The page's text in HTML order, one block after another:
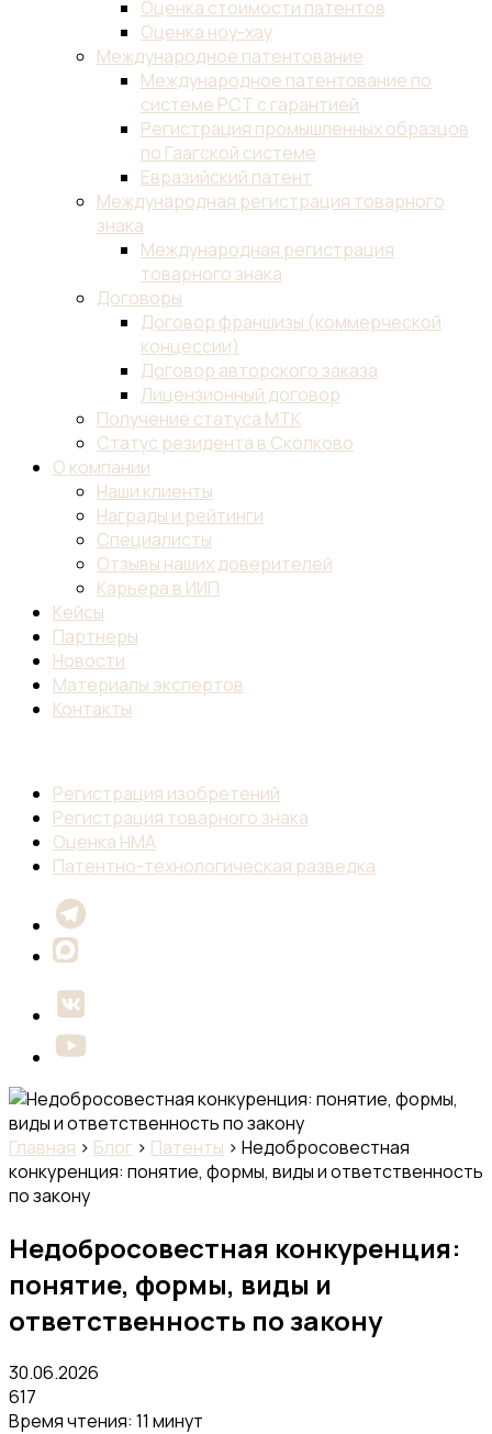
Оценка стоимости патентов
Оценка ноу-хау
Международное патентование
Международное патентование по
системе PCT с гарантией
Регистрация промышленных образцов
по Гаагской системе
Евразийский патент
Международная регистрация товарного
знака
Международная регистрация
товарного знака
Договоры
Договор франшизы (коммерческой
концессии)
Договор авторского заказа
Лицензионный договор
Получение статуса МТК
Статус резидента в Сколково
О компании
Наши клиенты
Награды и рейтинги
Специалисты
Отзывы наших доверителей
Карьера в ИИП
Кейсы
Партнеры
Новости
Материалы экспертов
Контакты
Регистрация изобретений
Регистрация товарного знака
Оценка НМА
Патентно-технологическая разведка
Главная › Блог › Патенты › Недобросовестная
конкуренция: понятие, формы, виды и ответственность
по закону
Недобросовестная конкуренция:
понятие, формы, виды и
ответственность по закону
30.06.2026
617
Время чтения: 11 минут